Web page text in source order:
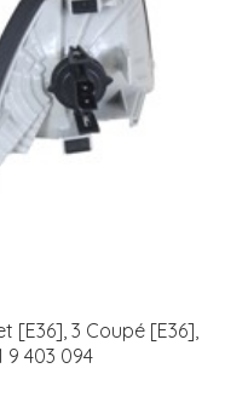
[E36], 3 Coupé [E36],
9 403 094